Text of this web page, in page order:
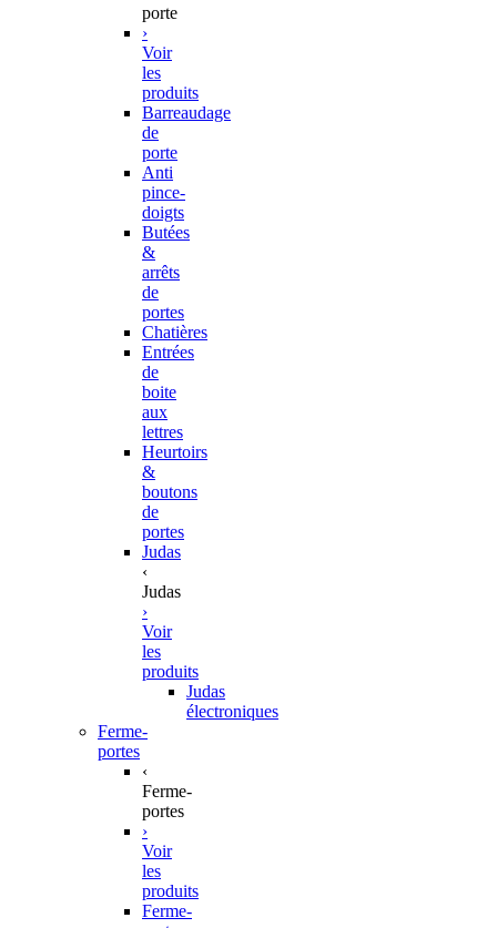
porte
›
Voir
les
produits
Barreaudage
de
porte
Anti
pince-
doigts
Butées
&
arrêts
de
portes
Chatières
Entrées
de
boite
aux
lettres
Heurtoirs
&
boutons
de
portes
Judas
‹
Judas
›
Voir
les
produits
Judas
électroniques
Ferme-
portes
‹
Ferme-
portes
›
Voir
les
produits
Ferme-